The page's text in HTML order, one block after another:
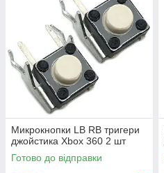
Микрокнопки LB RB тригери
джойстика Xbox 360 2 шт
Готово до відправки